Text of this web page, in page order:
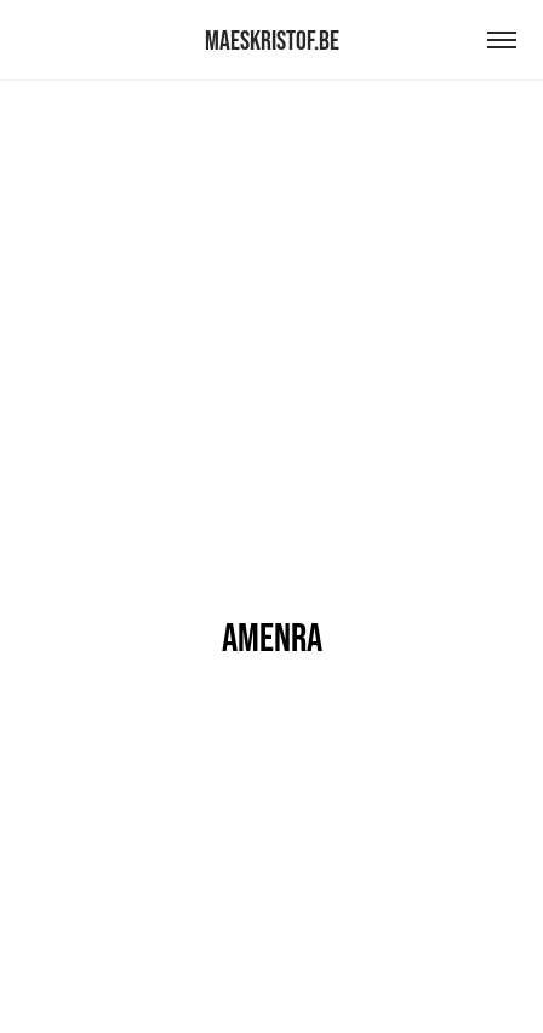
maeskristof.be
Amenra